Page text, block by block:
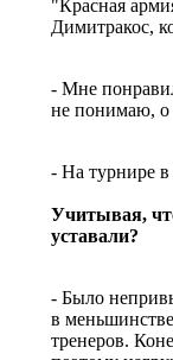
"Красная
Димитракос,
- Мне
не понимаю, о
- На турнире в
Учитывая,
уставали?
- Было
в
тренеров.